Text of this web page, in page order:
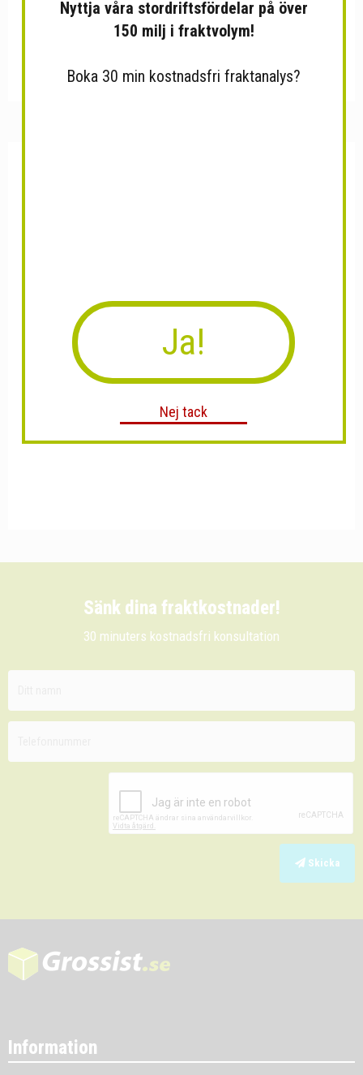
Sänk dina fraktkostnader!
30 minuters kostnadsfri konsultation
Skicka
Information
Nyttja våra stordriftsfördelar på över
150 milj i fraktvolym!
Boka 30 min kostnadsfri fraktanalys?
Ja!
Nej tack